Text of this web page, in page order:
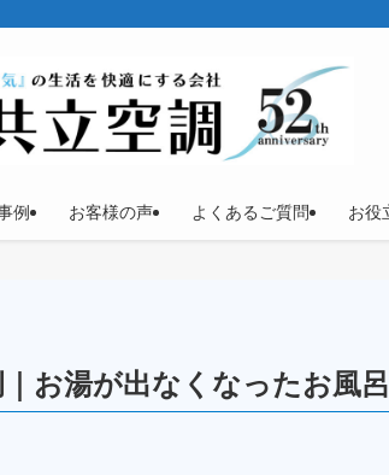
例 お客様の声 よくあるご質問 お役
お湯が出なくなったお風